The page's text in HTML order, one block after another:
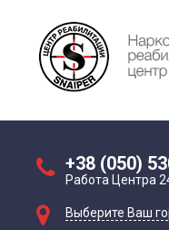
+38 (050)
Работа Центра
Выберите Ваш